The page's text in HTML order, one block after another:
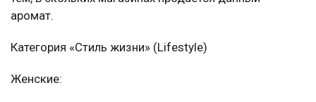
аромат.
Категория «Стиль жизни» (Lifestyle)
Женские: